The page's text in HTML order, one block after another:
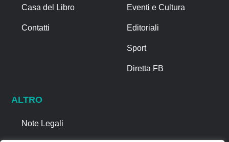
Casa del Libro
Contatti
Eventi e Cultura
Editoriali
Sport
Diretta FB
ALTRO
Note Legali